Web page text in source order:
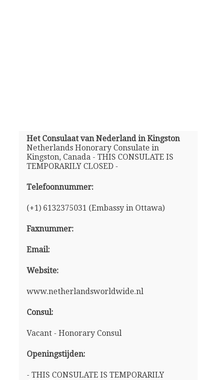
Het Consulaat van Nederland in Kingston
Netherlands Honorary Consulate in
Kingston, Canada - THIS CONSULATE IS
TEMPORARILY CLOSED -
Telefoonnummer:
(+1) 6132375031 (Embassy in Ottawa)
Faxnummer:
Email:
Website:
www.netherlandsworldwide.nl
Consul:
Vacant - Honorary Consul
Openingstijden:
- THIS CONSULATE IS TEMPORARILY